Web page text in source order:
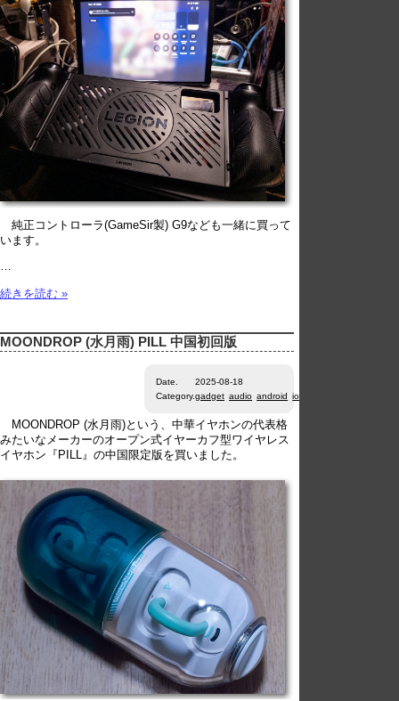
純正コントローラ(GameSir製) G9なども一緒に買って
います。
…
続きを読む »
MOONDROP (水月雨) PILL 中国初回版
Date.
2025-08-18
Category.gadget audio android ios
MOONDROP (水月雨)という、中華イヤホンの代表格
みたいなメーカーのオープン式イヤーカフ型ワイヤレス
イヤホン『PILL』の中国限定版を買いました。